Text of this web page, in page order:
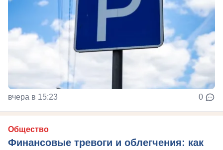
вчера в 15:23 0
Общество
Финансовые тревоги и облегчения: как